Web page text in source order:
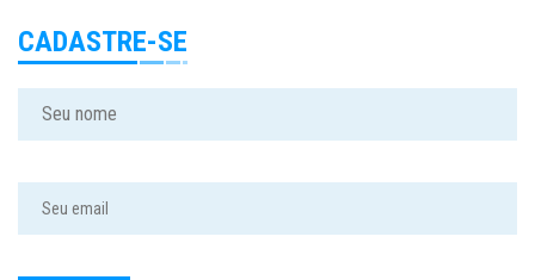
CADASTRE-SE